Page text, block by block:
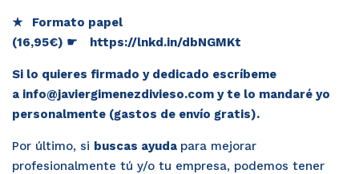
★Formato papel
(16,95€) ☛ https://lnkd.in/dbNGMKt
Si lo quieres firmado y dedicado escríbeme
a info@javiergimenezdivieso.com y te lo mandaré yo
personalmente (gastos de envío gratis).
Por último, si buscas ayuda para mejorar
profesionalmente tú y/o tu empresa, podemos tener